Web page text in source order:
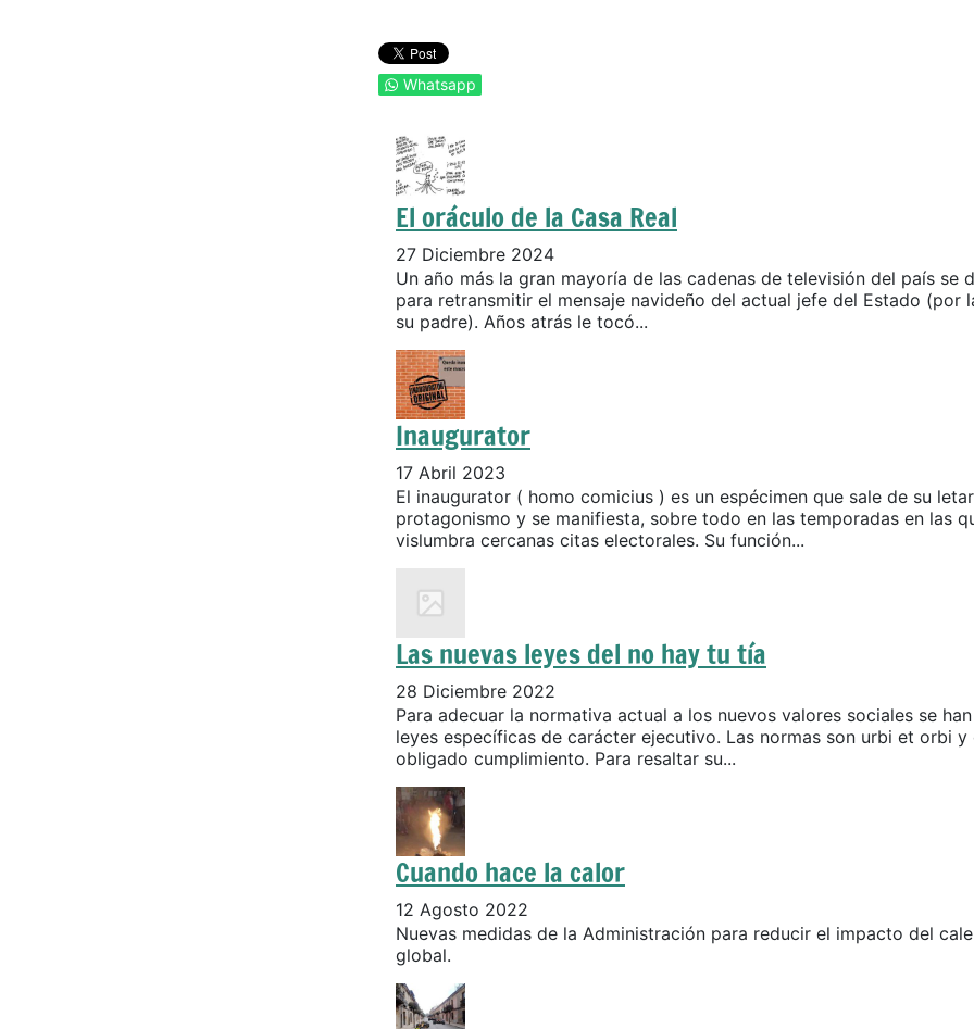
Whatsapp
El oráculo de la Casa Real
27 Diciembre 2024
Un año más la gran mayoría de las cadenas de televisión del país se
para retransmitir el mensaje navideño del actual jefe del Estado (por
su padre). Años atrás le tocó...
Inaugurator
17 Abril 2023
El inaugurator ( homo comicius ) es un espécimen que sale de su
protagonismo y se manifiesta, sobre todo en las temporadas en las
vislumbra cercanas citas electorales. Su función...
Las nuevas leyes del no hay tu tía
28 Diciembre 2022
Para adecuar la normativa actual a los nuevos valores sociales se
leyes específicas de carácter ejecutivo. Las normas son urbi et orbi y
obligado cumplimiento. Para resaltar su...
Cuando hace la calor
12 Agosto 2022
Nuevas medidas de la Administración para reducir el impacto del
global.